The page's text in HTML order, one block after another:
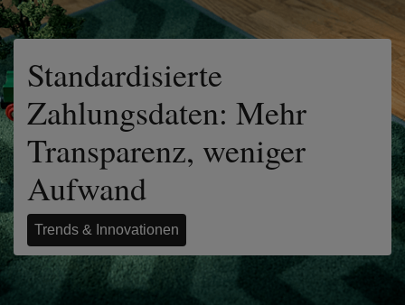
Standardisierte
Zahlungsdaten: Mehr
Transparenz, weniger
Aufwand
Trends & Innovationen